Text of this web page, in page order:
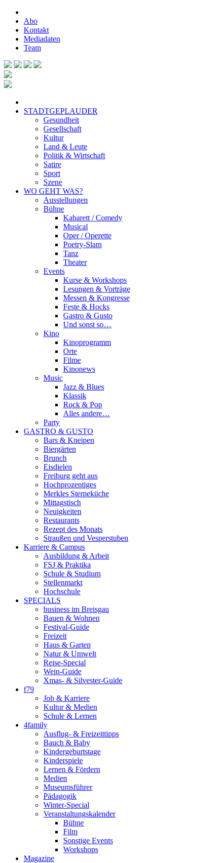
Abo
Kontakt
Mediadaten
Team
STADTGEPLAUDER
Gesundheit
Gesellschaft
Kultur
Land & Leute
Politik & Wirtschaft
Satire
Sport
Szene
WO GEHT WAS?
Ausstellungen
Bühne
Kabarett / Comedy
Musical
Oper / Operette
Poetry-Slam
Tanz
Theater
Events
Kurse & Workshops
Lesungen & Vorträge
Messen & Kongresse
Feste & Hocks
Gastro & Gusto
Und sonst so…
Kino
Kinoprogramm
Orte
Filme
Kinonews
Music
Jazz & Blues
Klassik
Rock & Pop
Alles andere…
Party
GASTRO & GUSTO
Bars & Kneipen
Biergärten
Brunch
Eisdielen
Freiburg geht aus
Hochprozentiges
Merkles Sterneküche
Mittagstisch
Neuigkeiten
Restaurants
Rezept des Monats
Straußen und Vesperstuben
Karriere & Campus
Ausbildung & Arbeit
FSJ & Praktika
Schule & Studium
Stellenmarkt
Hochschule
SPECIALS
business im Breisgau
Bauen & Wohnen
Festival-Guide
Freizeit
Haus & Garten
Natur & Umwelt
Reise-Special
Wein-Guide
Xmas- & Silvester-Guide
f79
Job & Karriere
Kultur & Medien
Schule & Lernen
4family
Ausflug- & Freizeittipps
Bauch & Baby
Kindergeburtstage
Kinderspiele
Lernen & Fördern
Medien
Museumsführer
Pädagogik
Winter-Special
Veranstaltungskalender
Bühne
Film
Sonstige Events
Workshops
Magazine